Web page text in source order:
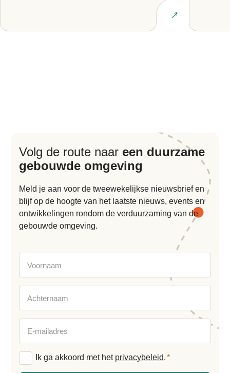
Lees artikel
Volg de route naar een duurzame
gebouwde omgeving
Meld je aan voor de tweewekelijkse nieuwsbrief en
blijf op de hoogte van het laatste nieuws, events en
ontwikkelingen rondom de verduurzaming van de
gebouwde omgeving.
mailadres
Algemene
Ik ga akkoord met het privacybeleid.*